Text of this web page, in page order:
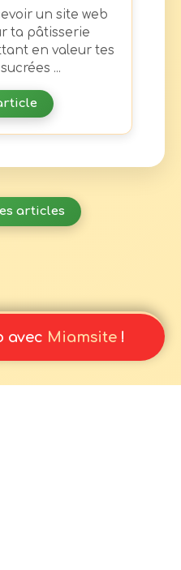
un site web
ta pâtisserie
en valeur tes
...
articles
avec Miamsite!